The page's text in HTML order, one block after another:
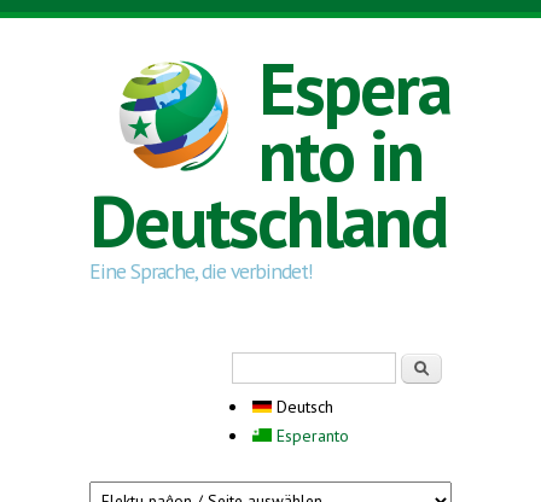
Direkt zum Inhalt
Espera
nto in
Deutschland
Eine Sprache, die verbindet!
Deutsch
Esperanto